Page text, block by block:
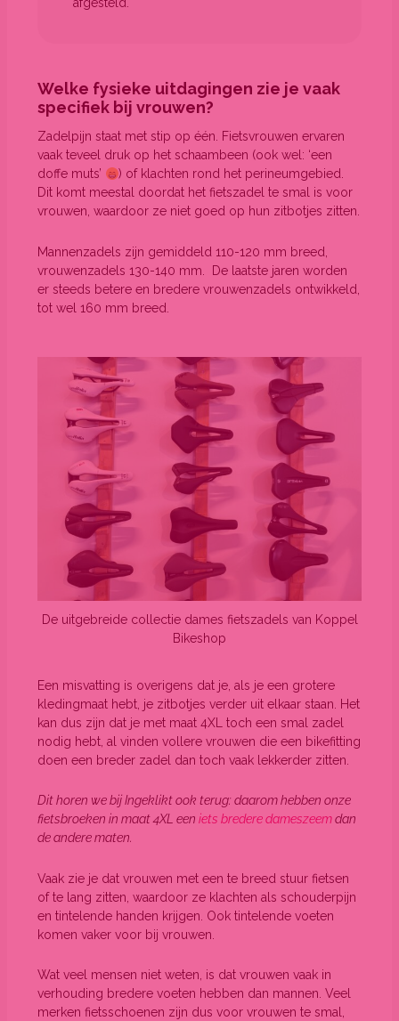
afgesteld.
Welke fysieke uitdagingen zie je vaak
specifiek bij vrouwen?
Zadelpijn staat met stip op één. Fietsvrouwen ervaren
vaak teveel druk op het schaambeen (ook wel: ‘een
doffe muts’
) of klachten rond het perineumgebied.
Dit komt meestal doordat het fietszadel te smal is voor
vrouwen, waardoor ze niet goed op hun zitbotjes zitten.
Mannenzadels zijn gemiddeld 110-120 mm breed,
vrouwenzadels 130-140 mm. De laatste jaren worden
er steeds betere en bredere vrouwenzadels ontwikkeld,
tot wel 160 mm breed.
De uitgebreide collectie dames fietszadels van Koppel
Bikeshop
Een misvatting is overigens dat je, als je een grotere
kledingmaat hebt, je zitbotjes verder uit elkaar staan. Het
kan dus zijn dat je met maat 4XL toch een smal zadel
nodig hebt, al vinden vollere vrouwen die een bikefitting
doen een breder zadel dan toch vaak lekkerder zitten.
Dit horen we bij Ingeklikt ook terug: daarom hebben onze
fietsbroeken in maat 4XL een iets bredere dameszeemdan
de andere maten.
Vaak zie je dat vrouwen met een te breed stuur fietsen
of te lang zitten, waardoor ze klachten als schouderpijn
en tintelende handen krijgen. Ook tintelende voeten
komen vaker voor bij vrouwen.
Wat veel mensen niet weten, is dat vrouwen vaak in
verhouding bredere voeten hebben dan mannen. Veel
merken fietsschoenen zijn dus voor vrouwen te smal,